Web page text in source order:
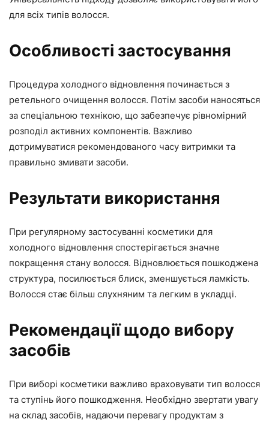
для всіх типів волосся.
Особливості застосування
Процедура холодного відновлення починається з
ретельного очищення волосся. Потім засоби наносяться
за спеціальною технікою, що забезпечує рівномірний
розподіл активних компонентів. Важливо
дотримуватися рекомендованого часу витримки та
правильно змивати засоби.
Результати використання
При регулярному застосуванні косметики для
холодного відновлення спостерігається значне
покращення стану волосся. Відновлюється пошкоджена
структура, посилюється блиск, зменшується ламкість.
Волосся стає більш слухняним та легким в укладці.
Рекомендації щодо вибору
засобів
При виборі косметики важливо враховувати тип волосся
та ступінь його пошкодження. Необхідно звертати увагу
на склад засобів, надаючи перевагу продуктам з